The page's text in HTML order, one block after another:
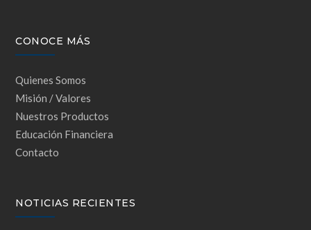
CONOCE MÁS
Quienes Somos
Misión / Valores
Nuestros Productos
Educación Financiera
Contacto
NOTICIAS RECIENTES